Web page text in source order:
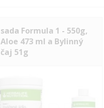
sada Formula 1 - 550g,
Aloe 473 ml a Bylinný
čaj 51g